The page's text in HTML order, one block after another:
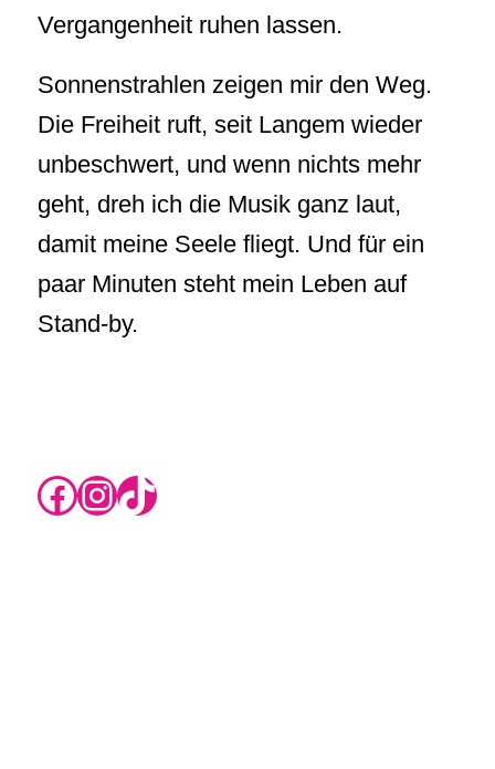
Vergangenheit ruhen lassen.
Sonnenstrahlen zeigen mir den Weg.
Die Freiheit ruft, seit Langem wieder
unbeschwert, und wenn nichts mehr
geht, dreh ich die Musik ganz laut,
damit meine Seele fliegt. Und für ein
paar Minuten steht mein Leben auf
Stand-by.
https://www.instagram.com/rikas.blog/ InstagramTikTok